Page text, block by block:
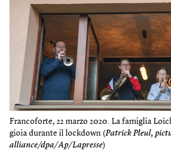
Francoforte, 22 marzo 2020. La famiglia
gioia durante il lockdown (Patrick Pleul,
alliance/dpa/Ap/Lapresse)